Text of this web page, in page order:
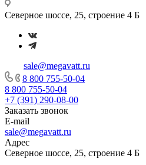
Северное шоссе, 25, строение 4 Б
sale@megavatt.ru
8 800 755-50-04
8 800 755-50-04
+7 (391) 290-08-00
Заказать звонок
E-mail
sale@megavatt.ru
Адрес
Северное шоссе, 25, строение 4 Б